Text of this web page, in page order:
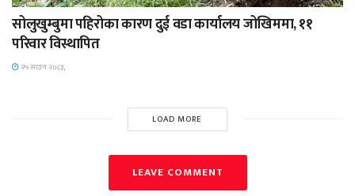
सोलुखुम्बुमा पहिरोका कारण दुई वडा कार्यालय जोखिममा, ११
परिवार विस्थापित
२५ साउन २०८३,
LOAD MORE
LEAVE COMMENT